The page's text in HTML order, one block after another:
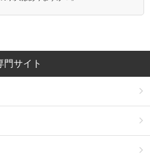
門サイト